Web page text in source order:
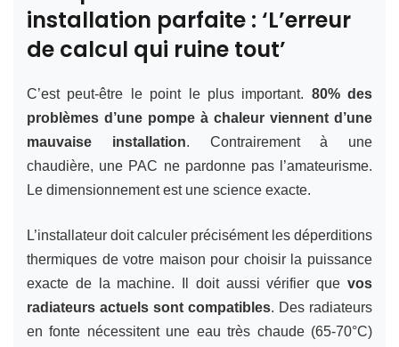
installation parfaite : ‘L’erreur
de calcul qui ruine tout’
C’est peut-être le point le plus important. 80% des
problèmes d’une pompe à chaleur viennent d’une
mauvaise installation. Contrairement à une
chaudière, une PAC ne pardonne pas l’amateurisme.
Le dimensionnement est une science exacte.
L’installateur doit calculer précisément les déperditions
thermiques de votre maison pour choisir la puissance
exacte de la machine. Il doit aussi vérifier que vos
radiateurs actuels sont compatibles. Des radiateurs
en fonte nécessitent une eau très chaude (65-70°C)